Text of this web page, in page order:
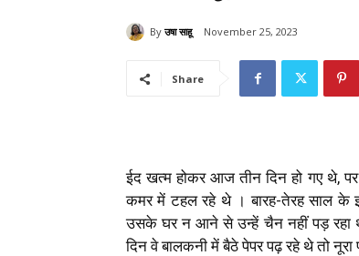
By उषा साहू November 25, 2023
Share
ईद खत्म होकर आज तीन दिन हो गए थे,पर
कमर में टहल रहे थे । बारह-तेरह साल के
उसके घर न आने से उन्हें चैन नहीं पड़ रहा
दिन वे बालकनी में बैठे पेपर पढ़ रहे थे तो